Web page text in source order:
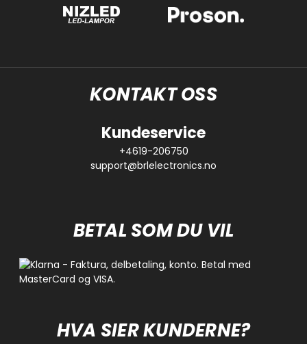
KONTAKT OSS
Kundeservice
+4619-206750
support@brlelectronics.no
BETAL SOM DU VIL
HVA SIER KUNDERNE?